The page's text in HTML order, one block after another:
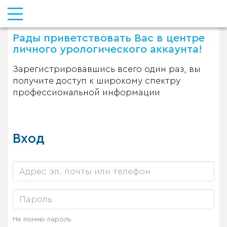
Рады приветствовать Вас в центре
личного урологического аккаунта!
Зарегистрировавшись всего один раз, вы
получите доступ к широкому спектру
профессиональной информации
Вход
Не помню пароль